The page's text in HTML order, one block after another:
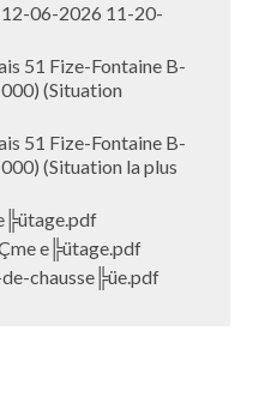
06-2026 11-20-
51 Fize-Fontaine B-
(Situation
51 Fize-Fontaine B-
(Situation la plus
e╠ütage.pdf
chausse╠üe.pdf